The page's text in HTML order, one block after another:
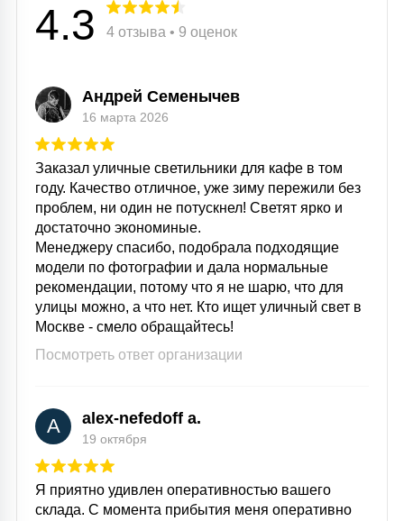
4.3 4 отзыва • 9 оценок
Андрей Семенычев
16 марта 2026
Заказал уличные светильники для кафе в том
году. Качество отличное, уже зиму пережили без
проблем, ни один не потускнел! Светят ярко и
достаточно экономиные.
Менеджеру спасибо, подобрала подходящие
модели по фотографии и дала нормальные
рекомендации, потому что я не шарю, что для
улицы можно, а что нет. Кто ищет уличный свет в
Москве - смело обращайтесь!
Посмотреть ответ организации
A alex-nefedoff a.
19 октября
Я приятно удивлен оперативностью вашего
склада. С момента прибытия меня оперативно